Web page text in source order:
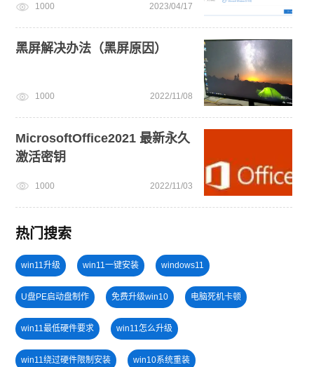
1000 2023/04/17
黑屏解决办法（黑屏原因）
1000 2022/11/08
MicrosoftOffice2021 最新永久
激活密钥
1000 2022/11/03
热门搜索
win11升级 win11一键安装 windows11
U盘PE启动盘制作 免费升级win10 电脑死机卡顿
win11最低硬件要求 win11怎么升级
win11绕过硬件限制安装 win10系统重装